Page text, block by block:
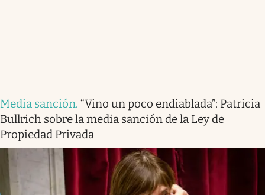
Media sanción. “Vino un poco endiablada”: Patricia
Bullrich sobre la media sanción de la Ley de
Propiedad Privada